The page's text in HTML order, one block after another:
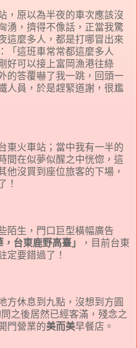
，原以為半夜的車次應該沒
湧，擠得不像話，正當我驚
這麼多人，都是打哪冒出來
「這班車常常都這麼多人
好可以接上富岡漁港往綠
的答覆嚇了我一跳，回頭一
人員，於是趕緊道謝，很尷
東火車站；當中我有一半的
間在似夢似醒之中恍惚，這
他沒買到座位旅客的下場，
！
陌生，門口巨型橫幅廣告
台東鹿野高臺」
，目前台東
定要錯過了！
方休息到九點，沒想到方圓
之後居然已經客滿，殘念之
門營業的美而美早餐店。